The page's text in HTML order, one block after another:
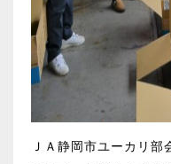
ＪＡ静岡市ユーカリ部